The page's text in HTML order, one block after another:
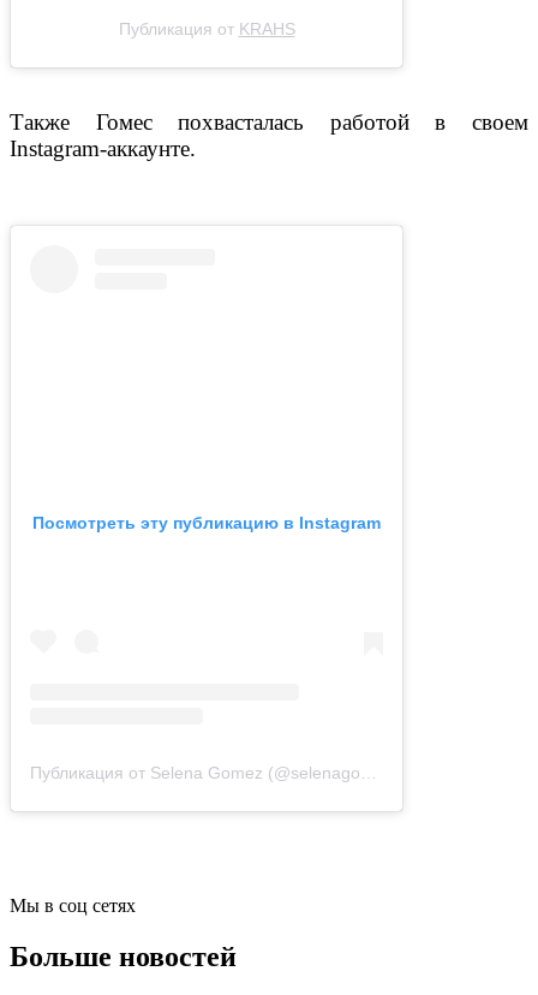
Публикация от KRAHS
Также Гомес похвасталась работой в своем
Instagram-аккаунте.
Посмотреть эту публикацию в Instagram
Мы в соц сетях
Больше новостей